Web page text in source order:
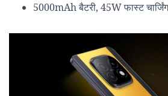
5000mAh बैटरी, 45W फास्ट चार्जिंग